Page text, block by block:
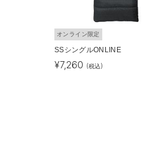
オンライン限定
SSシングルONLINE
¥7,260 (税込)